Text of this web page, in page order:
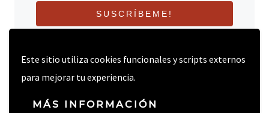
Este sitio utiliza cookies funcionales y scripts externos
para mejorar tu experiencia.
MÁS INFORMACIÓN
SUSCRÍBEME!